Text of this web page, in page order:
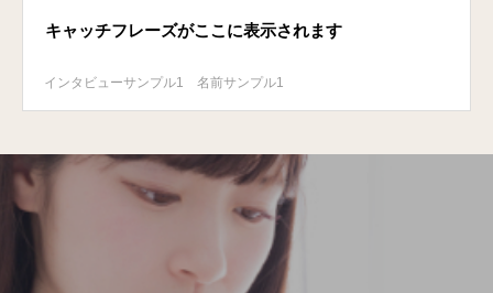
キャッチフレーズがここに表示されます
インタビューサンプル1 名前サンプル1